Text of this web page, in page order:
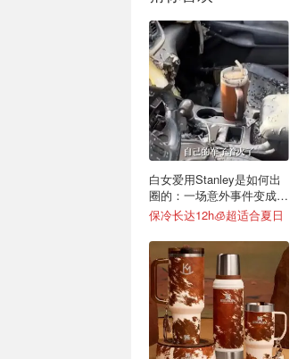
白女爱用Stanley是如何出
圈的：一场意外事件变成顶
级营销案例
保冷长达12h🧊超适合夏日